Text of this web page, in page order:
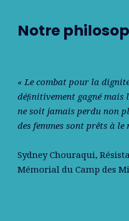
Notre
« Le combat pour la
déﬁnitivement gagné mais
ne soit jamais perdu non
des femmes sont prêts à le
Sydney Chouraqui,
Mémorial du Camp des